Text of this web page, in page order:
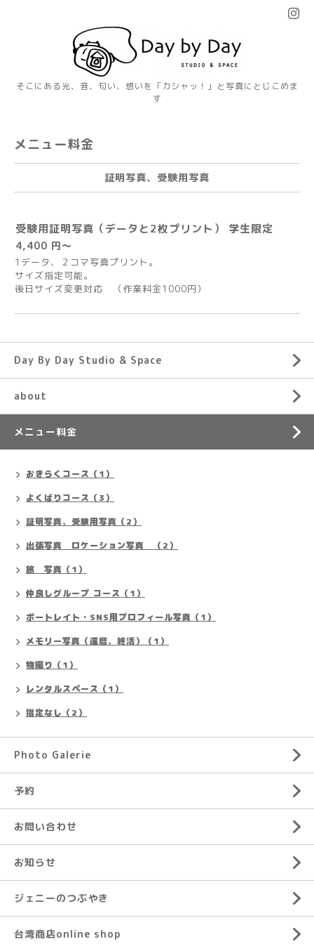
そこにある光、音、匂い、想いを「カシャッ！」と写真にとじこめま
す
メニュー料金
証明写真、受験用写真
受験用証明写真（データと2枚プリント） 学生限定
4,400 円～
1データ、２コマ写真プリント。
サイズ指定可能。
後日サイズ変更対応 （作業料金1000円）
Day By Day Studio & Space
about
メニュー料金
おきらくコース（1）
よくばりコース（3）
証明写真、受験用写真（2）
出張写真 ロケーション写真 （2）
旅 写真（1）
仲良しグループ コース（1）
ポートレイト・SNS用プロフィール写真（1）
メモリー写真（還暦、終活）（1）
物撮り（1）
レンタルスペース（1）
指定なし（2）
Photo Galerie
予約
お問い合わせ
お知らせ
ジェニーのつぶやき
台湾商店online shop